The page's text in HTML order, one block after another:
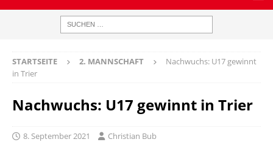
STARTSEITE 2. MANNSCHAFT
Nachwuchs: U17 gewinnt
in Trier
Nachwuchs: U17 gewinnt in Trier
8. September 2021 Christian Bub